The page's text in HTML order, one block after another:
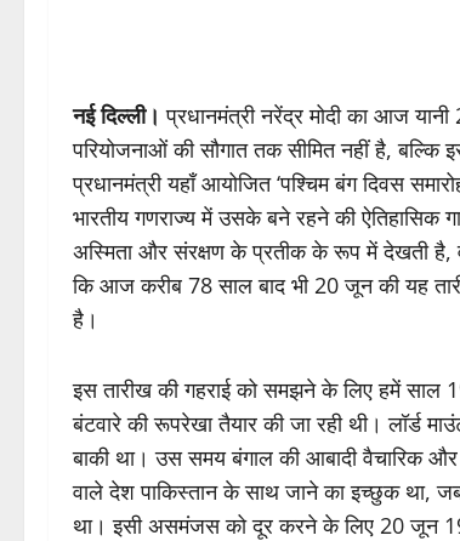
नई दिल्ली। प्रधानमंत्री नरेंद्र मोदी का आज
परियोजनाओं की सौगात तक सीमित नहीं है, बल्कि
प्रधानमंत्री यहाँ आयोजित ‘पश्चिम बंग दिवस
भारतीय गणराज्य में उसके बने रहने की ऐतिहासिक
अस्मिता और संरक्षण के प्रतीक के रूप में देखती है,
कि आज करीब 78 साल बाद भी 20 जून की यह
है।
इस तारीख की गहराई को समझने के लिए हमें
बंटवारे की रूपरेखा तैयार की जा रही थी। लॉर्ड
बाकी था। उस समय बंगाल की आबादी वैचारिक और
वाले देश पाकिस्तान के साथ जाने का इच्छुक था,
था। इसी असमंजस को दूर करने के लिए 20 जून